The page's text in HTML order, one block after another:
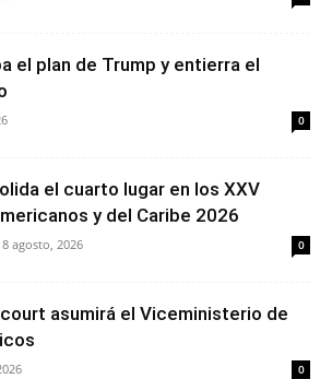
el plan de Trump y entierra el
0
el cuarto lugar en los XXV
y del Caribe 2026
8 agosto, 2026 0
asumirá el Viceministerio de
0